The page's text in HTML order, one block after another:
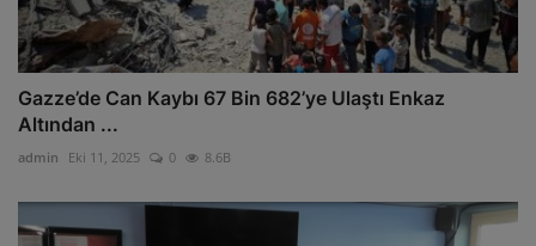
Gazze’de Can Kaybı 67 Bin 682’ye Ulaştı Enkaz
Altından ...
admin Eki 11, 2025 0 8.6B